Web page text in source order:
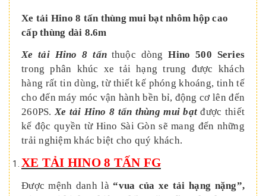
Xe tải Hino 8 tấn thùng mui bạt nhôm hộp cao
cấp thùng dài 8.6m
Xe tải Hino 8 tấn thuộc dòngHino 500 Series
trong phân khúc xe tải hạng trung được khách
hàng rất tin dùng, từ thiết kế phóng khoáng, tinh tế
cho đến máy móc vận hành bền bỉ, động cơ lên đến
260PS.Xe tải Hino 8 tấn thùng mui bạtđược thiết
kế độc quyền từ Hino Sài Gòn sẽ mang đến những
trải nghiệm khác biệt cho quý khách.
XE TẢI HINO 8 TẤN FG
Được mệnh danh là“vua của xe tải hạng nặng”,